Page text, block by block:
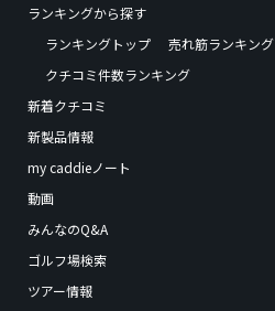
ランキングから探す
ランキングトップ
売れ筋ランキング
クチコミ件数ランキング
新着クチコミ
新製品情報
my caddieノート
動画
みんなのQ&A
ゴルフ場検索
ツアー情報